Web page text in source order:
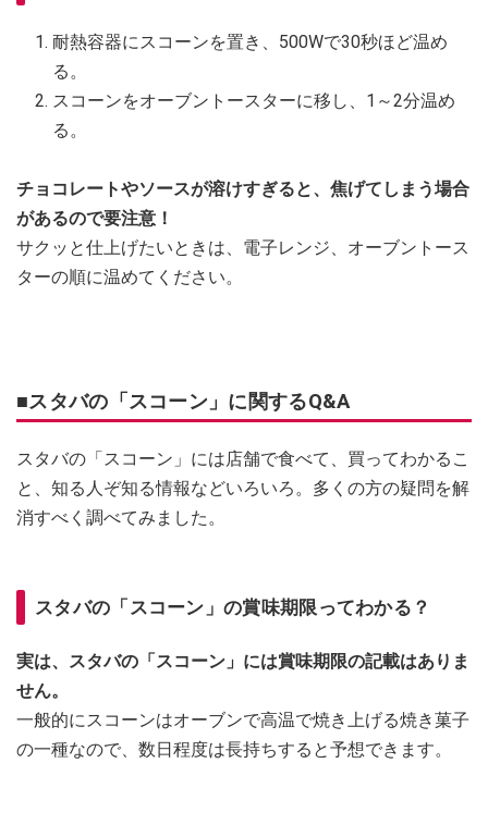
耐熱容器にスコーンを置き、500Wで30秒ほど温め
る。
スコーンをオーブントースターに移し、1～2分温め
る。
チョコレートやソースが溶けすぎると、焦げてしまう場合
があるので要注意！
サクッと仕上げたいときは、電子レンジ、オーブントース
ターの順に温めてください。
■スタバの「スコーン」に関するQ&A
スタバの「スコーン」には店舗で食べて、買ってわかるこ
と、知る人ぞ知る情報などいろいろ。多くの方の疑問を解
消すべく調べてみました。
スタバの「スコーン」の賞味期限ってわかる？
実は、スタバの「スコーン」には賞味期限の記載はありま
せん。
一般的にスコーンはオーブンで高温で焼き上げる焼き菓子
の一種なので、数日程度は長持ちすると予想できます。